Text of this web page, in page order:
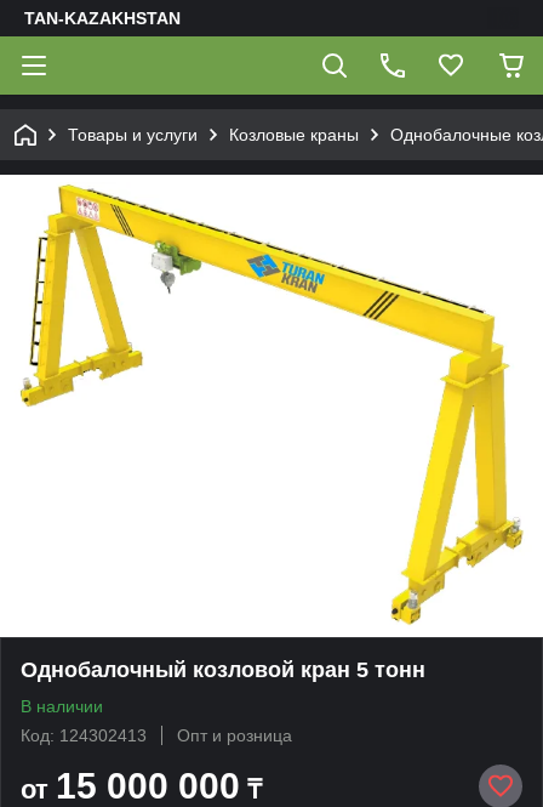
TAN-KAZAKHSTAN
Товары и услуги Козловые краны Однобалочные
Однобалочный козловой кран 5 тонн
В наличии
Код: 124302413
Опт и розница
от 15 000 000 ₸